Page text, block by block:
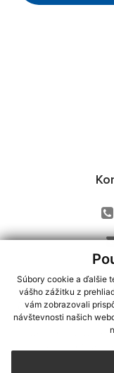
Súbory cookie a ďalšie
vášho zážitku z
vám zobrazovali
návštevnosti našich
využite možnosť
CMS systém (redakčný)